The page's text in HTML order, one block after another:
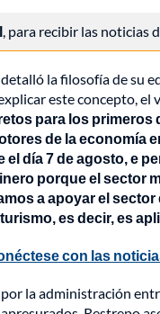
, para recibir las noticias
la filosofía de su
este concepto, el
para los
de la economía
día 7 de agosto, e
porque el sector
a apoyar el
es decir, es
con las
la administración